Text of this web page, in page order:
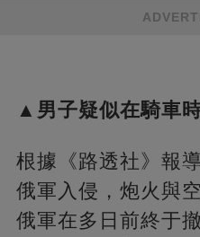
▲男子疑似在騎車時
根據《路透社》報
俄軍入侵，炮火與
俄軍在多日前終于